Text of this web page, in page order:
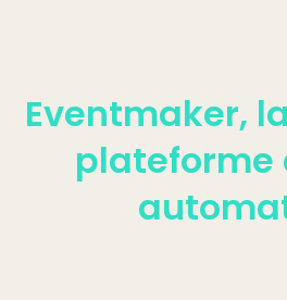
Eventmaker,
plateforme